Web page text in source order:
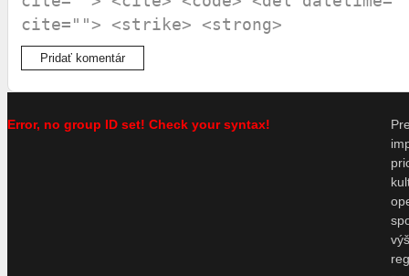
cite=""> <cite> <code> <del
cite=""> <strike> <strong>
Error, no group ID set! Check your syntax!